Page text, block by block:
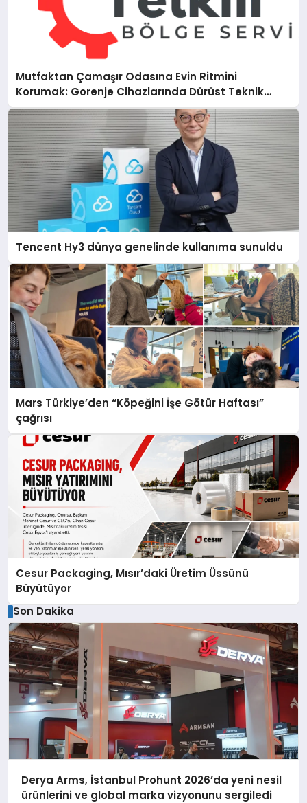
Mutfaktan Çamaşır Odasına Evin Ritmini
Korumak: Gorenje Cihazlarında Dürüst Teknik
Destek Deneyimi
Tencent Hy3 dünya genelinde kullanıma sunuldu
Mars Türkiye’den “Köpeğini İşe Götür Haftası”
çağrısı
Cesur Packaging, Mısır’daki Üretim Üssünü
Büyütüyor
Son Dakika
Derya Arms, İstanbul Prohunt 2026’da yeni nesil
ürünlerini ve global marka vizyonunu sergiledi